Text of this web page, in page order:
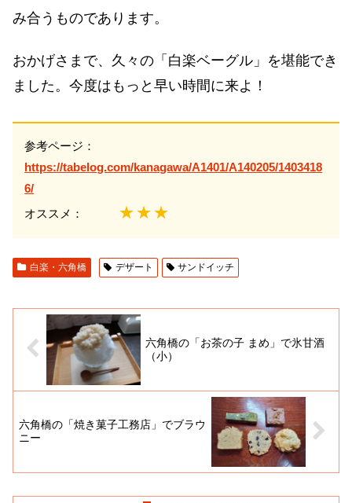
み合うものであります。
おかげさまで、久々の「白楽ベーグル」を堪能でき
ました。今度はもっと早い時間に来よ！
参考ページ：
https://tabelog.com/kanagawa/A1401/A140205/1403418
6/
オススメ： ★★★
白楽・六角橋 デザート サンドイッチ
六角橋の「お茶の子 まめ」で氷甘酒
（小）
六角橋の「焼き菓子工務店」でブラウ
ニー